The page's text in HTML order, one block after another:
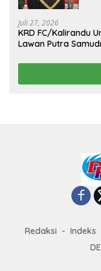
Juli 27, 2026
KRD FC/Kalirandu
Lawan Putra
Redaksi Indeks